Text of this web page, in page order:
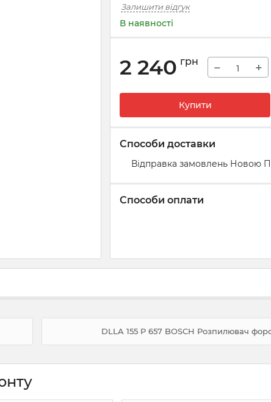
Залишити відгук
В наявності
2 240 грн − +
Купити
Способи доставки
Відправка замовлень Новою
Способи оплати
DLLA 155 P 657 BOSCH Розпилювач